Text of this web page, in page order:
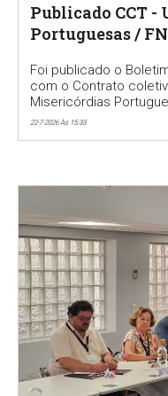
Publicado CCT
Portuguesas /
Foi publicado o
com o Contrato
Misericórdias
22-7-2026 Às 15:33